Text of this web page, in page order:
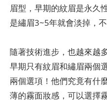
眉型，早期的紋眉是永久
是繡眉3~5年就會淡掉，
隨著技術進步，也越來越
早期只有紋眉和繡眉兩個
兩個選項！他們究竟有什
薄的霧面妝感，可以選擇